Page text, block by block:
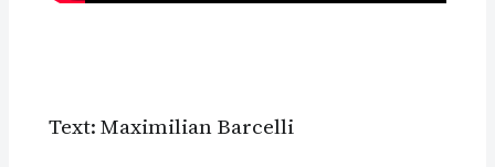
Text: Maximilian Barcelli